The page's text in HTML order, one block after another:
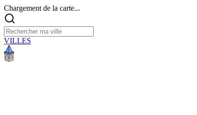
Chargement de la carte...
VILLES